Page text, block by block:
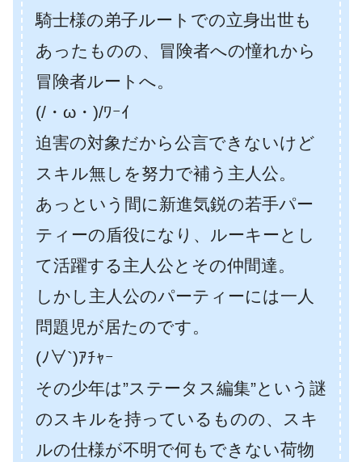
騎士様の弟子ルートでの立身出世も
あったものの、冒険者への憧れから
冒険者ルートへ。
(/・ω・)/ﾜｰｲ
迫害の対象だから公言できないけど
スキル無しを努力で補う主人公。
あっという間に新進気鋭の若手パー
ティーの盾役になり、ルーキーとし
て活躍する主人公とその仲間達。
しかし主人公のパーティーには一人
問題児が居たのです。
(ﾉ∀`)ｱﾁｬｰ
その少年は”ステータス編集”という謎
のスキルを持っているものの、スキ
ルの仕様が不明で何もできない荷物